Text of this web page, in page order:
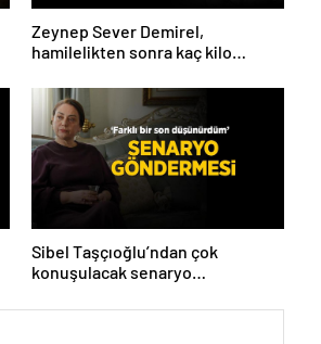
Zeynep Sever Demirel,
hamilelikten sonra kaç kilo
bakacağız artık’
Sibel Taşçıoğlu’ndan çok
konuşulacak senaryo
düşünürdüm’